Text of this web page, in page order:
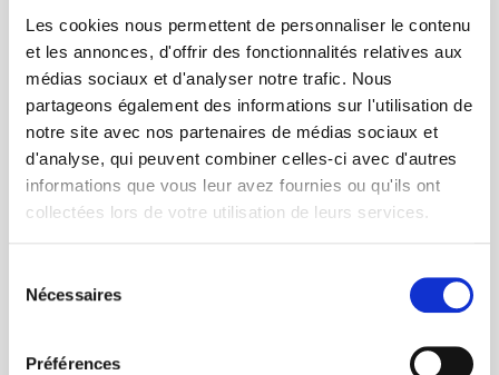
Les cookies nous permettent de personnaliser le contenu
et les annonces, d'offrir des fonctionnalités relatives aux
médias sociaux et d'analyser notre trafic. Nous
partageons également des informations sur l'utilisation de
notre site avec nos partenaires de médias sociaux et
d'analyse, qui peuvent combiner celles-ci avec d'autres
informations que vous leur avez fournies ou qu'ils ont
collectées lors de votre utilisation de leurs services.
Nécessaires
Préférences
France Miniature Voir l'offre